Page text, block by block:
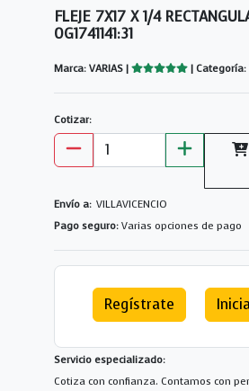
FLEJE 7X17 X 1/4
0G1741141:31
Marca: VARIAS | | Categoría:
Cotizar:
Envío a: VILLAVICENCIO
Pago seguro: Varias opciones de pago
Regístrate
Servicio especializado:
Cotiza con confianza. Contamos con